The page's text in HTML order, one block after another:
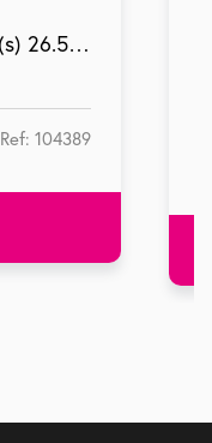
Appartement Poissy 1 pièce(s) 26.51 m2
Ref: 104389